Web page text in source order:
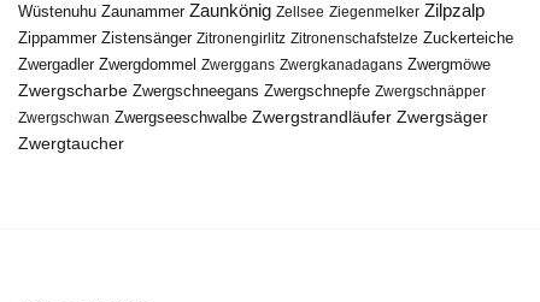
Wüstenuhu Zaunammer Zaunkönig Zellsee Ziegenmelker Zilpzalp
Zippammer Zistensänger Zitronengirlitz Zitronenschafstelze Zuckerteiche
Zwergadler Zwergdommel Zwerggans Zwergkanadagans Zwergmöwe
Zwergscharbe Zwergschneegans Zwergschnepfe Zwergschnäpper
Zwergschwan Zwergseeschwalbe Zwergstrandläufer Zwergsäger
Zwergtaucher